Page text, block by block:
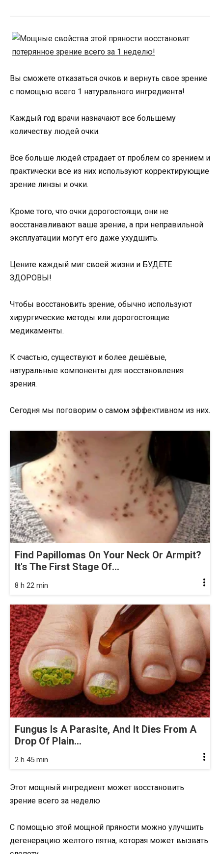
Вы сможете отказаться очков и вернуть свое зрение
с помощью всего 1 натурального ингредиента!
Каждый год врачи назначают все большему
количеству людей очки.
Все больше людей страдает от проблем со зрением и
практически все из них используют корректирующие
зрение линзы и очки.
Кроме того, что очки дорогостоящи, они не
восстанавливают ваше зрение, а при неправильной
эксплуатации могут его даже ухудшить.
Цените каждый миг своей жизни и БУДЕТЕ
ЗДОРОВЫ!
Чтобы восстановить зрение, обычно используют
хирургические методы или дорогостоящие
медикаменты.
К счастью, существуют и более дешёвые,
натуральные компоненты для восстановления
зрения.
Сегодня мы поговорим о самом эффективном из них.
Find Papillomas On Your Neck Or Armpit?
It's The First Stage Of...
8 h 22 min
Fungus Is A Parasite, And It Dies From A
Drop Of Plain...
2 h 45 min
Этот мощный ингредиент может восстановить
зрение всего за неделю
С помощью этой мощной пряности можно улучшить
дегенерацию желтого пятна, которая может вызвать